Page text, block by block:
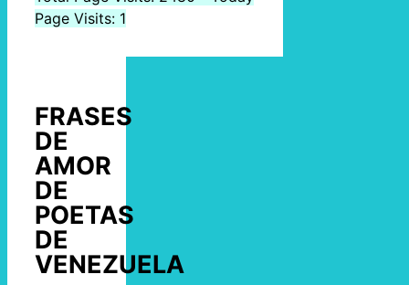
Page Visits: 1
FRASES
DE
AMOR
DE
POETAS
DE
VENEZUELA